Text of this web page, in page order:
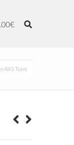
€
AXS Team